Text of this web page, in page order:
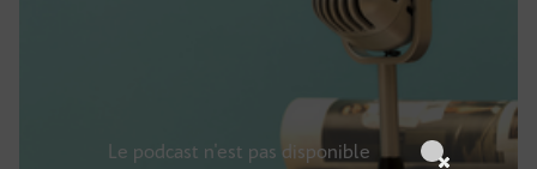
Le podcast n'est pas disponible